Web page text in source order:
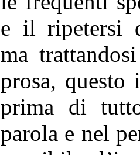
e il ripetersi
ma
prosa,
prima di
parola e nel